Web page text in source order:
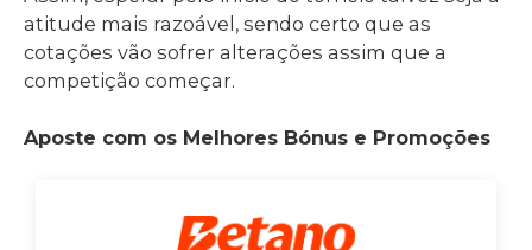
atitude mais razoável, sendo certo que as
cotações vão sofrer alterações assim que a
competição começar.
Aposte com os Melhores Bónus e Promoções